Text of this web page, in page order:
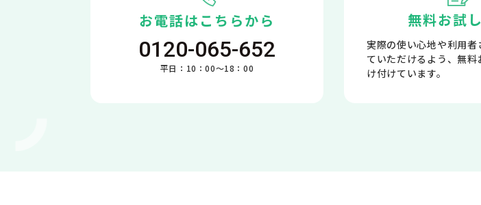
お電話はこちらから
0120-065-652
平日：10：00～18：00
無料お試
実際の使い心地や利用者
ていただけるよう、無料
け付けています。